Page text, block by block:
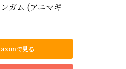
ガム (アニマギ
で見る